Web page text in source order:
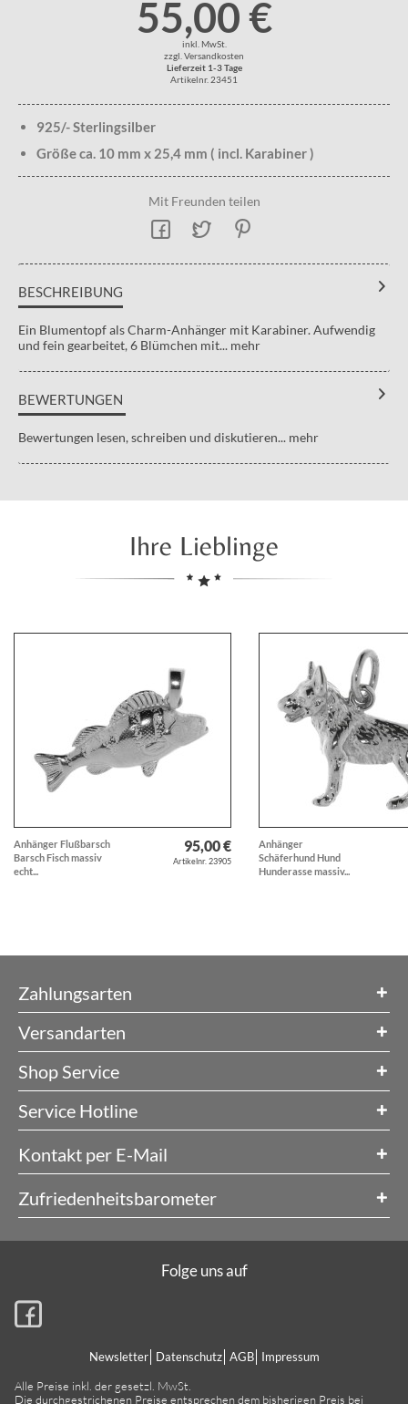
55,00 €
inkl. MwSt.
zzgl. Versandkosten
Lieferzeit 1-3 Tage
Artikelnr. 23451
925/- Sterlingsilber
Größe ca. 10 mm x 25,4 mm ( incl. Karabiner )
Mit Freunden teilen
BESCHREIBUNG
Ein Blumentopf als Charm-Anhänger mit Karabiner. Aufwendig
und fein gearbeitet, 6 Blümchen mit... mehr
BEWERTUNGEN
Bewertungen lesen, schreiben und diskutieren... mehr
Ihre Lieblinge
Anhänger Flußbarsch
Barsch Fisch massiv
echt...
95,00 €
Artikelnr. 23905
Anhänger
Schäferhund Hund
Hunderasse massiv...
Zahlungsarten
Versandarten
Shop Service
Service Hotline
Kontakt per E-Mail
Zufriedenheitsbarometer
Newsletter Datenschutz AGB Impressum
Alle Preise inkl. der gesetzl. MwSt.
Die durchgestrichenen Preise entsprechen dem bisherigen Preis bei
Folge uns auf